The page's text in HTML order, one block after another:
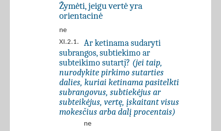
Žymėti, jeigu vertė yra
orientacinė
ne
XI.2.1.
Ar ketinama sudaryti
subrangos, subtiekimo ar
subteikimo sutartį? (jei taip,
nurodykite pirkimo sutarties
dalies, kuriai ketinama pasitelkti
subrangovus, subtiekėjus ar
subteikėjus, vertę, įskaitant visus
mokesčius arba dalį procentais)
ne